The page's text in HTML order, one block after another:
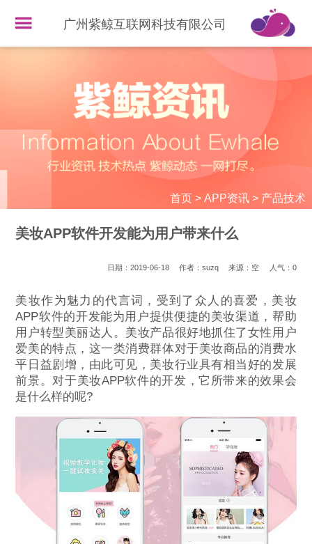
广州紫鲸互联网科技有限公司
首页> APP资讯> 产品技术
美妆APP软件开发能为用户带来什么
日期：2019-06-18 作者：suzq 来源：空 人气： 0
美妆作为魅力的代言词，受到了众人的喜爱，美妆
APP软件的开发能为用户提供便捷的美妆渠道，帮助
用户转型美丽达人。美妆产品很好地抓住了女性用户
爱美的特点，这一类消费群体对于美妆商品的消费水
平日益剧增，由此可见，美妆行业具有相当好的发展
前景。对于美妆APP软件的开发，它所带来的效果会
是什么样的呢?